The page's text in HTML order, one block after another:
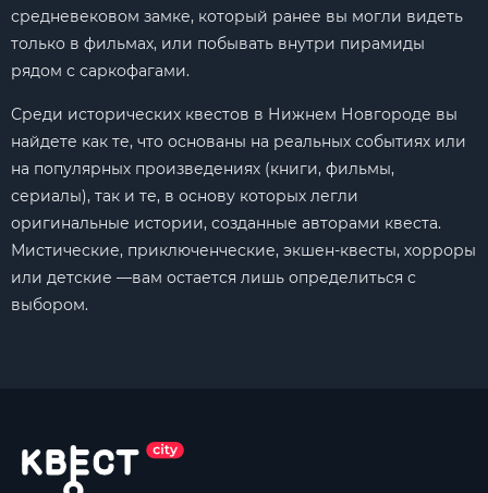
средневековом замке, который ранее вы могли видеть
только в фильмах, или побывать внутри пирамиды
рядом с саркофагами.
Среди исторических квестов в Нижнем Новгороде вы
найдете как те, что основаны на реальных событиях или
на популярных произведениях (книги, фильмы,
сериалы), так и те, в основу которых легли
оригинальные истории, созданные авторами квеста.
Мистические, приключенческие, экшен-квесты, хорроры
или детские —вам остается лишь определиться с
выбором.